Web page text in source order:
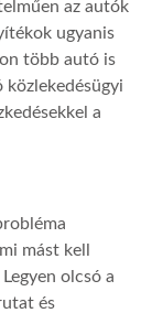
az autók
ugyanis
több autó is
közlekedésügyi
a
mást kell
olcsó a
és